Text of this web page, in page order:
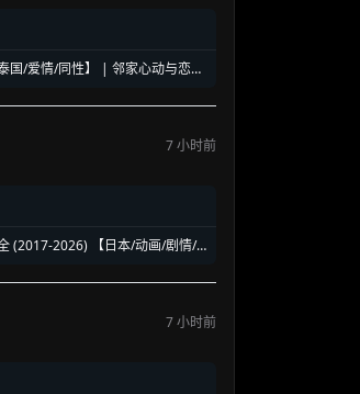
国/爱情/同性】 | 邻家心动与恋爱
7 小时前
(2017-2026) 【日本/动画/剧情/
7 小时前